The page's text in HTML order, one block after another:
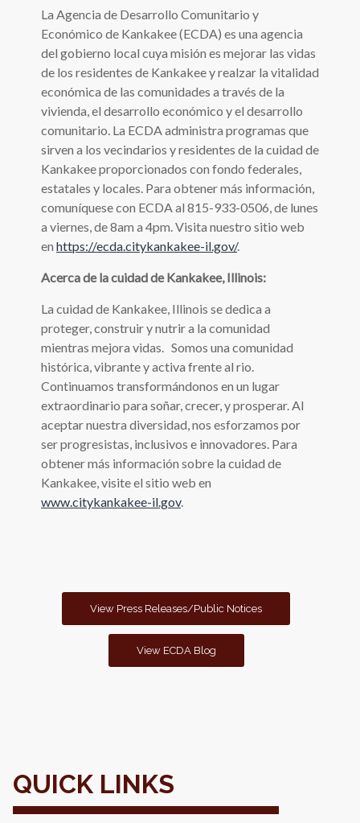
La Agencia de Desarrollo Comunitario y
Económico de Kankakee (ECDA) es una agencia
del gobierno local cuya misión es mejorar las vidas
de los residentes de Kankakee y realzar la vitalidad
económica de las comunidades a través de la
vivienda, el desarrollo económico y el desarrollo
comunitario. La ECDA administra programas que
sirven a los vecindarios y residentes de la cuidad de
Kankakee proporcionados con fondo federales,
estatales y locales. Para obtener más información,
comuníquese con ECDA al 815-933-0506, de lunes
a viernes, de 8am a 4pm. Visita nuestro sitio web
en https://ecda.citykankakee-il.gov/.
Acerca de la cuidad de Kankakee, Illinois:
La cuidad de Kankakee, Illinois se dedica a
proteger, construir y nutrir a la comunidad
mientras mejora vidas. Somos una comunidad
histórica, vibrante y activa frente al rio.
Continuamos transformándonos en un lugar
extraordinario para soñar, crecer, y prosperar. Al
aceptar nuestra diversidad, nos esforzamos por
ser progresistas, inclusivos e innovadores. Para
obtener más información sobre la cuidad de
Kankakee, visite el sitio web en
www.citykankakee-il.gov.
View Press Releases/Public Notices
View ECDA Blog
QUICK LINKS